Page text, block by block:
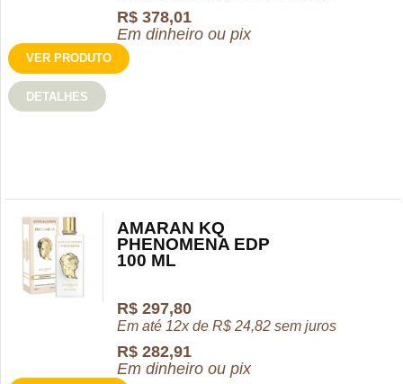
R$ 378,01
Em dinheiro ou pix
VER PRODUTO
DETALHES
AMARAN KQ
PHENOMENA EDP
100 ML
R$ 297,80
Em até 12x deR$ 24,82 sem juros
R$ 282,91
Em dinheiro ou pix